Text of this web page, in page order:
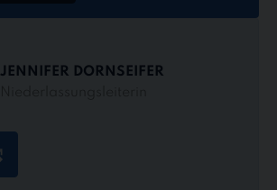
JENNIFER DORNSEIFER